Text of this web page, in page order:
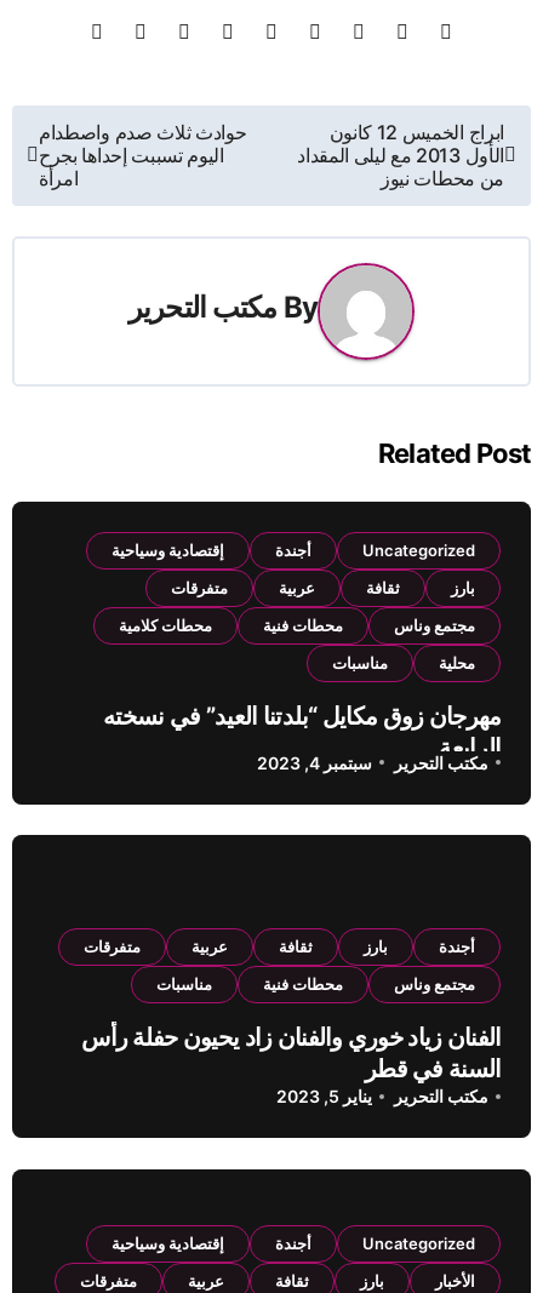
تصفّح
المقالات
ابراج الخميس 12 كانون
الأول 2013 مع ليلى المقداد
من محطات نيوز
حوادث ثلاث صدم واصطدام
اليوم تسببت إحداها بجرح
امرأة
By مكتب التحرير
Related Post
Uncategorized أجندة
إقتصادية وسياحية
بارز
ثقافة عربية
متفرقات
مجتمع وناس
محطات فنية
محطات كلامية
محلية
مناسبات
مهرجان زوق مكايل “بلدتنا العيد” في نسخته
الرابعة
مكتب التحرير سبتمبر 4, 2023
أجندة بارز ثقافة عربية
متفرقات
مجتمع وناس
محطات فنية مناسبات
الفنان زياد خوري والفنان زاد يحيون حفلة رأس
السنة في قطر
مكتب التحرير يناير 5, 2023
Uncategorized أجندة
إقتصادية وسياحية
الأخبار
بارز ثقافة عربية
متفرقات